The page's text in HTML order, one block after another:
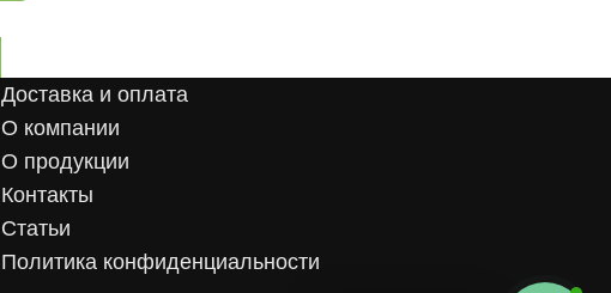
Доставка и оплата
О компании
О продукции
Контакты
Статьи
Политика конфиденциальности